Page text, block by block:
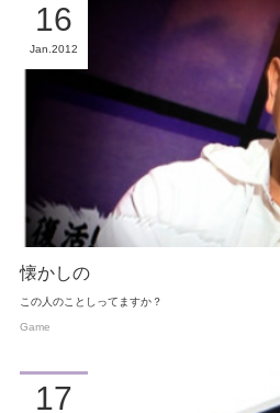
懐かしの
この人のことしってますか？
16
Jan 2012
Game
17